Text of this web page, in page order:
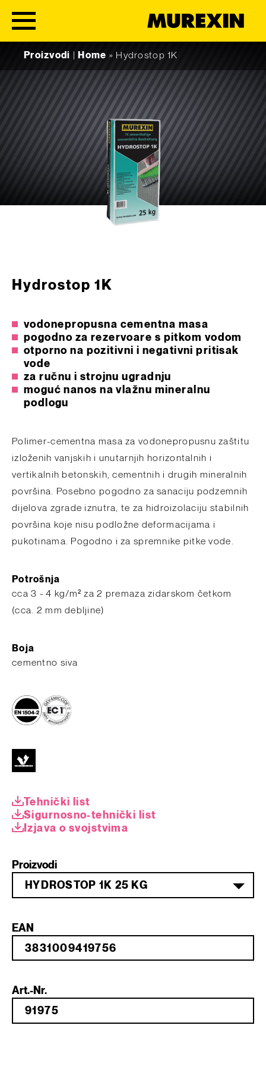
Proizvodi
Home » Hydrostop 1K
Hydrostop 1K
vodonepropusna cementna masa
pogodno za rezervoare s pitkom vodom
otporno na pozitivni i negativni pritisak
vode
za ručnu i strojnu ugradnju
moguć nanos na vlažnu mineralnu
podlogu
Polimer-cementna masa za vodonepropusnu zaštitu
izloženih vanjskih i unutarnjih horizontalnih i
vertikalnih betonskih, cementnih i drugih mineralnih
površina. Posebno pogodno za sanaciju podzemnih
dijelova zgrade iznutra, te za hidroizolaciju stabilnih
površina koje nisu podložne deformacijama i
pukotinama. Pogodno i za spremnike pitke vode.
Potrošnja
cca 3 - 4 kg/m² za 2 premaza zidarskom četkom
(cca. 2 mm debljine)
Boja
cementno siva
Tehnički list
Sigurnosno-tehnički list
Izjava o svojstvima
Proizvodi
HYDROSTOP 1K 25 KG
EAN
Art.-Nr.